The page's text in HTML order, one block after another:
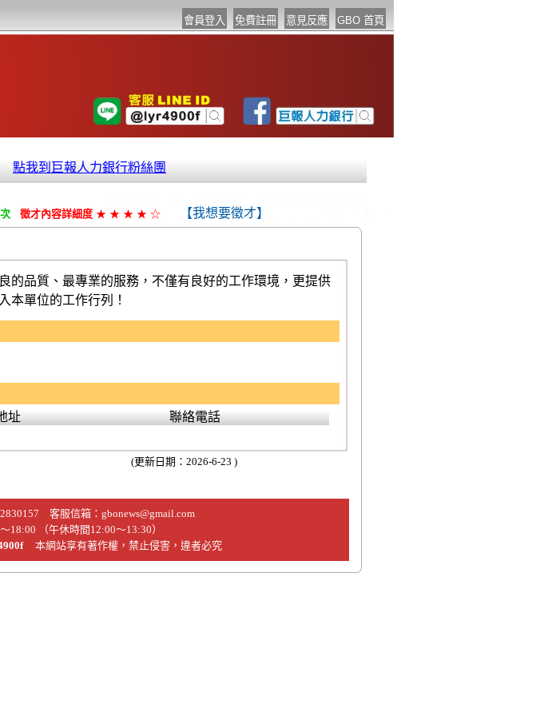
點我到巨報人力銀行粉絲團
徵才內容詳細度 ★ ★ ★ ★ ☆ 【我想要徵才】
的品質、最專業的服務，不僅有良好的工作環境，更提供
本單位的工作行列！
址 聯絡電話
(更新日期：2026-6-23 )
客服信箱： gbonews@gmail.com
18:00 （午休時間12:00～13:30）
本網站享有著作權，禁止侵害，違者必究